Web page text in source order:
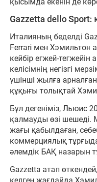
Gazzetta dello Sport:
Италияның беделді
Ferrari мен Хэмильтон
кейбір егжей-
келісімнің негізгі
үшінші жылға
құқығы толықтай
Бұл дегеніміз, Льюис
қалмауды өзі
жағы қабылдаған,
коммерциялық
әлемдік БАҚ назарын
Gazzetta атап